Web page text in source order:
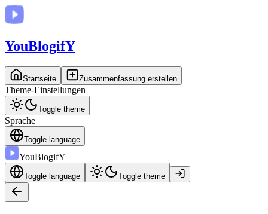
YouBlogifY
Startseite Zusammenfassung erstellen
Theme-Einstellungen
Toggle theme
Sprache
Toggle language
YouBlogifY
Toggle language Toggle theme